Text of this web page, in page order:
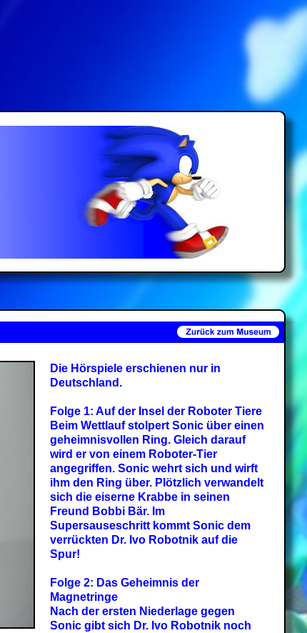
Die Hörspiele erschienen nur in
Deutschland.
Folge 1: Auf der Insel der Roboter Tiere
Beim Wettlauf stolpert Sonic über einen
geheimnisvollen Ring. Gleich darauf
wird er von einem Roboter-Tier
angegriffen. Sonic wehrt sich und wirft
ihm den Ring über. Plötzlich verwandelt
sich die eiserne Krabbe in seinen
Freund Bobbi Bär. Im
Supersauseschritt kommt Sonic dem
verrückten Dr. Ivo Robotnik auf die
Spur!
Folge 2: Das Geheimnis der
Magnetringe
Nach der ersten Niederlage gegen
Sonic gibt sich Dr. Ivo Robotnik noch